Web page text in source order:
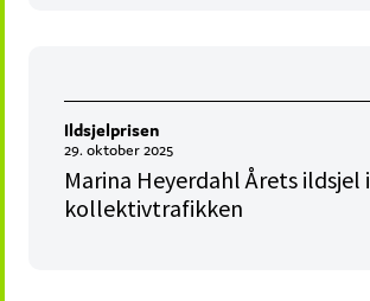
Ildsjelprisen
29. oktober 2025
Marina Heyerdahl Årets ildsjel i
kollektivtrafikken